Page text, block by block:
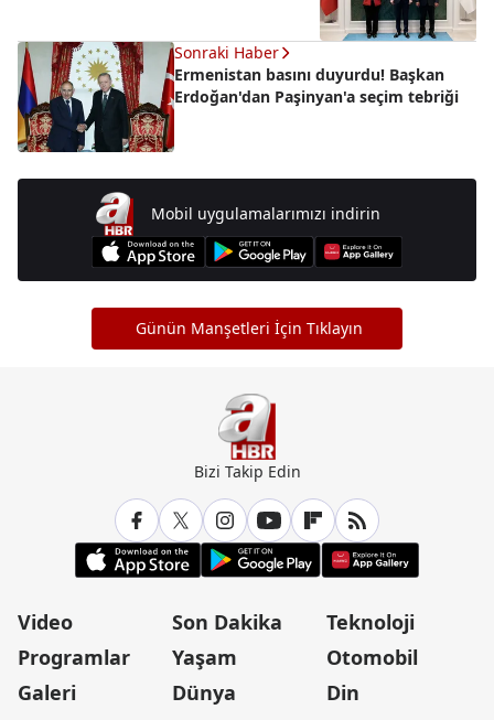
Sonraki Haber
Ermenistan basını duyurdu! Başkan
Erdoğan'dan Paşinyan'a seçim tebriği
Mobil uygulamalarımızı indirin
Günün Manşetleri İçin Tıklayın
Bizi Takip Edin
Video
Programlar
Galeri
Son Dakika
Yaşam
Dünya
Teknoloji
Otomobil
Din